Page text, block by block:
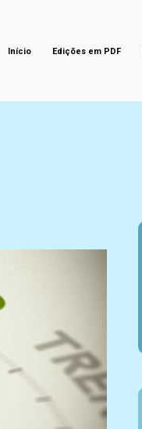
Início Edições em PDF